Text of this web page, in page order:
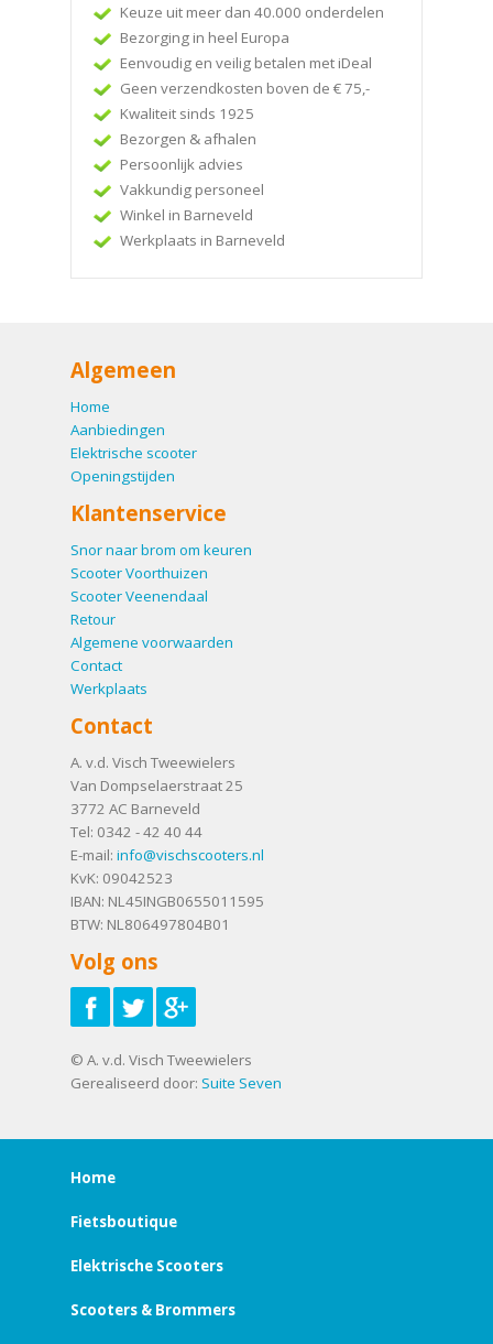
Keuze uit meer dan 40.000 onderdelen
Bezorging in heel Europa
Eenvoudig en veilig betalen met iDeal
Geen verzendkosten boven de € 75,-
Kwaliteit sinds 1925
Bezorgen & afhalen
Persoonlijk advies
Vakkundig personeel
Winkel in Barneveld
Werkplaats in Barneveld
Algemeen
Home
Aanbiedingen
Elektrische scooter
Openingstijden
Klantenservice
Snor naar brom om keuren
Scooter Voorthuizen
Scooter Veenendaal
Retour
Algemene voorwaarden
Contact
Werkplaats
Contact
A. v.d. Visch Tweewielers
Van Dompselaerstraat 25
3772 AC Barneveld
Tel: 0342 - 42 40 44
E-mail: info@vischscooters.nl
KvK: 09042523
IBAN: NL45INGB0655011595
BTW: NL806497804B01
Volg ons
© A. v.d. Visch Tweewielers
Gerealiseerd door: Suite Seven
Home
Fietsboutique
Elektrische Scooters
Scooters & Brommers